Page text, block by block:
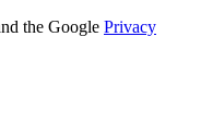
the Google Privacy